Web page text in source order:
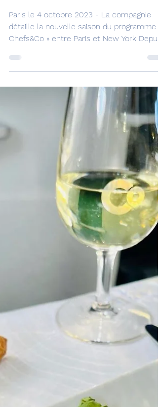
sélection de vins bios
détaille la nouvelle saison du programme «
Chefs&Co » entre Paris et New York Depuis